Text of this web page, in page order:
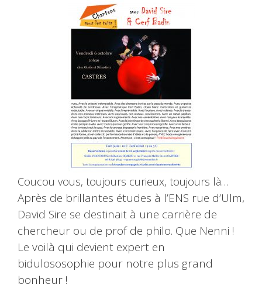
Coucou vous, toujours curieux, toujours là…
Après de brillantes études à l’ENS rue d’Ulm,
David Sire se destinait à une carrière de
chercheur ou de prof de philo. Que Nenni !
Le voilà qui devient expert en
bidulososophie pour notre plus grand
bonheur !